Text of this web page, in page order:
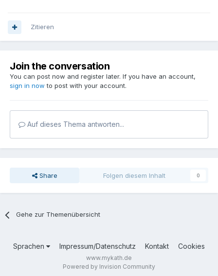
Zitieren
Join the conversation
You can post now and register later. If you have an account,
sign in now to post with your account.
Auf dieses Thema antworten...
Share Folgen diesem Inhalt 0
Gehe zur Themenübersicht
Sprachen Impressum/Datenschutz Kontakt Cookies
www.mykath.de
Powered by Invision Community